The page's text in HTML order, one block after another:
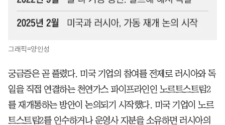
그래픽=양인성
궁금증은 곧 풀렸다. 미국 기업의 참여를 전제로 러시아와 독
일을 직접 연결하는 천연가스 파이프라인인 노르트스트림2
를 재개통하는 방안이 논의되기 시작했다. 미국 기업이 노르
트스트림2를 인수하거나 운영사 지분을 소유하면 러시아의